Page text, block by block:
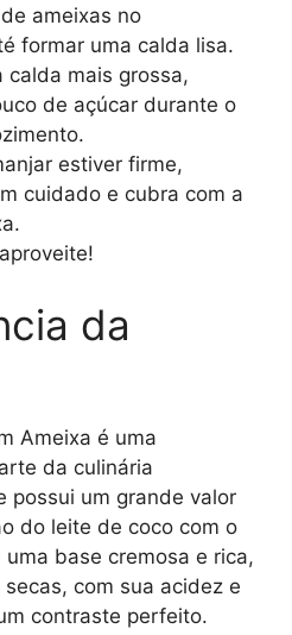
ameixas no
formar uma calda lisa.
calda mais grossa,
de açúcar durante o
estiver firme,
cuidado e cubra com a
da
Ameixa é uma
da culinária
possui um grande valor
do leite de coco com o
base cremosa e rica,
com sua acidez e
contraste perfeito.